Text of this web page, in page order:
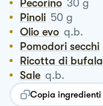
Pecorino 30 g
Pinoli 50 g
Olio evo q.b.
Pomodori secchi
Ricotta di bufala
Sale q.b.
Copia ingredienti